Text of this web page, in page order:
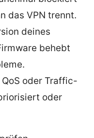
das VPN trennt.
deines
behebt
oder Traffic-
oder